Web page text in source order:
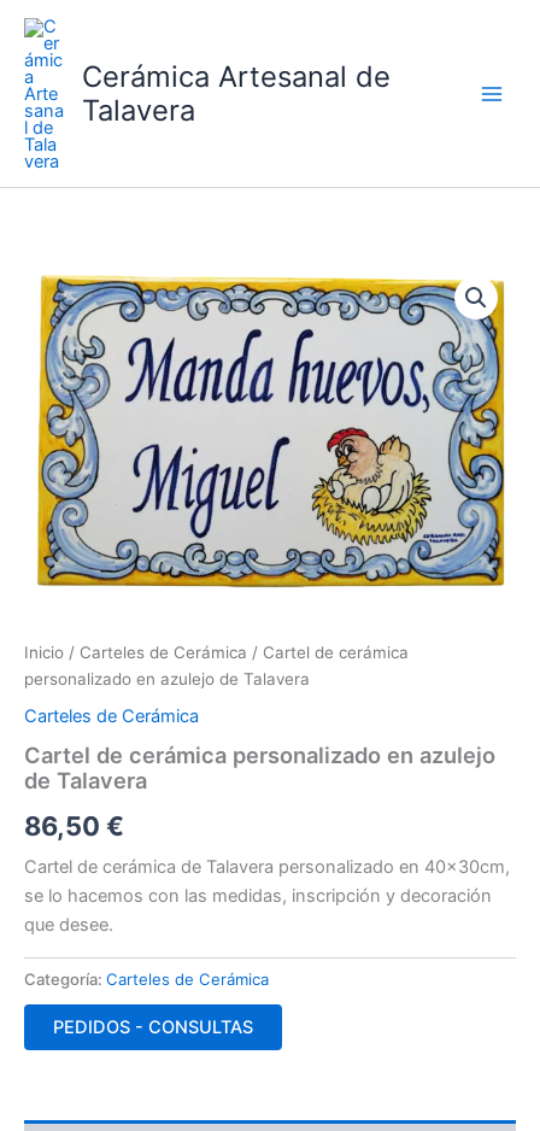
contenido Cerámica Artesanal de
Talavera
Inicio / Carteles de Cerámica / Cartel de cerámica
personalizado en azulejo de Talavera
Carteles de Cerámica
Cartel de cerámica personalizado en azulejo
de Talavera
86,50 €
Cartel de cerámica de Talavera personalizado en 40x30cm,
se lo hacemos con las medidas, inscripción y decoración
que desee.
Categoría: Carteles de Cerámica
PEDIDOS - CONSULTAS